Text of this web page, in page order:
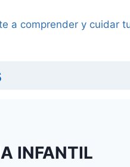
a comprender y cuidar
INFANTIL